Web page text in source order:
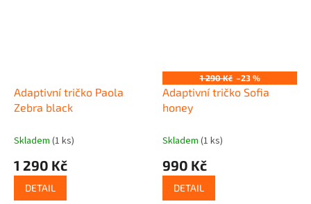
Adaptivní tričko Paola
Zebra black
Skladem (1 ks)
1 290 Kč
DETAIL
1 290 Kč –23 %
Adaptivní tričko Sofia
honey
Skladem (1 ks)
990 Kč
DETAIL